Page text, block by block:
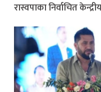
रास्वपाका निर्वाचित